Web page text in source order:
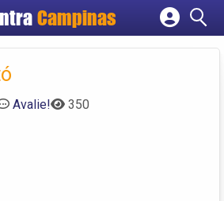
Campinas
Cadastrar empresa
Avalie! 350